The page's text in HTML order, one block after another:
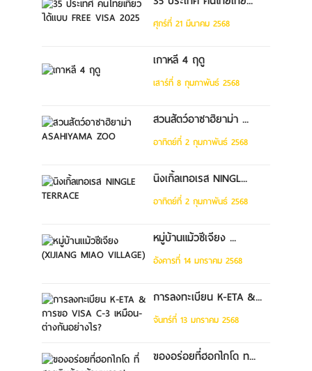
ศุกร์ที่ 21 มีนาคม 2568
เกาหลี 4 ฤดู
เสาร์ที่ 8 กุมภาพันธ์ 2568
สวนสัตว์อาซาฮิยาม่า ...
อาทิตย์ที่ 2 กุมภาพันธ์ 2568
นิงเกิ้ลเทอเรส NINGL...
อาทิตย์ที่ 2 กุมภาพันธ์ 2568
หมู่บ้านแม้วซีเจียง ...
อังคารที่ 14 มกราคม 2568
การลงทะเบียน K-ETA &...
จันทร์ที่ 13 มกราคม 2568
ของอร่อยที่ฮอกไกโด ท...